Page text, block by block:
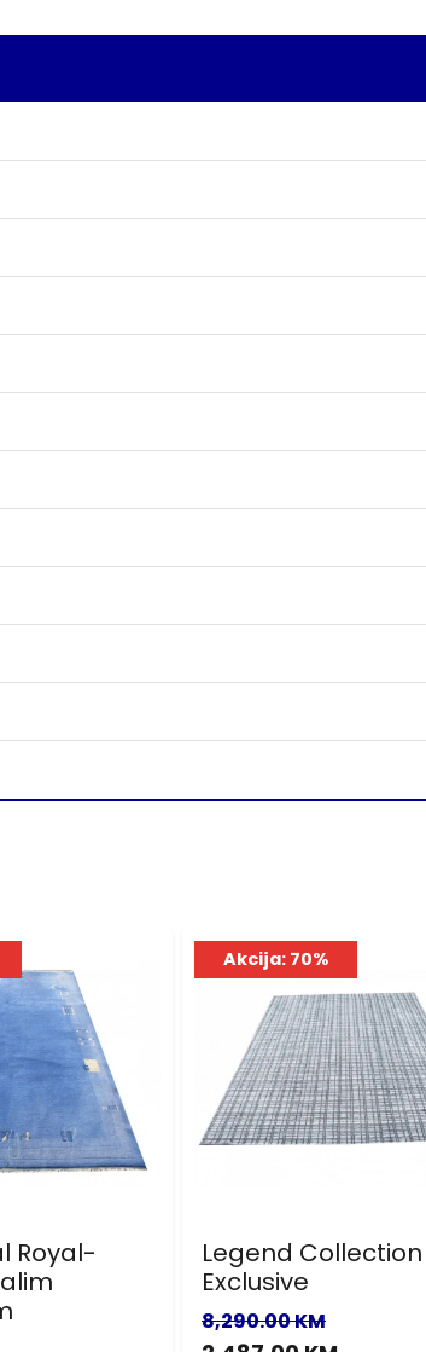
Royal-
Akcija: 70%
Legend Collection
Exclusive
8,290.00 KM